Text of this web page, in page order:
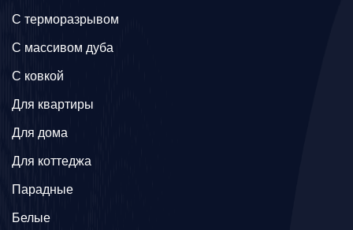
C терморазрывом
C массивом дуба
C ковкой
Для квартиры
Для дома
Для коттеджа
Парадные
Белые